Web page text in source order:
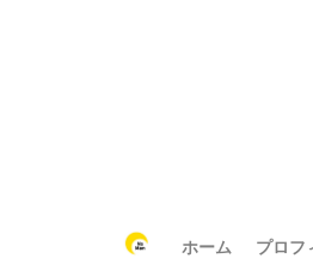
ホーム プロフ